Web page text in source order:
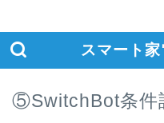
スマート
⑤SwitchBot条件